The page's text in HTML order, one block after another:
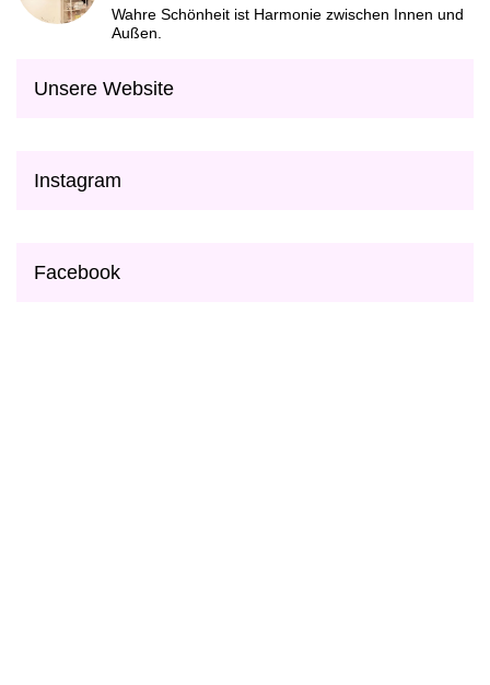
Wahre Schönheit ist Harmonie zwischen Innen und
Außen.
Unsere Website
Instagram
Facebook